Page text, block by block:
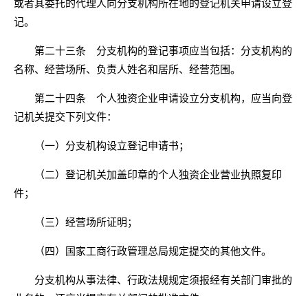
或者其委托的代理人向分支机构所在地的登记机关申请设立登
记。
第二十三条 分支机构的登记事项应当包括：分支机构的
名称、经营场所、负责人姓名和居所、经营范围。
第二十四条 个人独资企业申请设立分支机构，应当向登
记机关提交下列文件：
（一）分支机构设立登记申请书；
（二）登记机关加盖印章的个人独资企业营业执照复印
件；
（三）经营场所证明；
（四）国家工商行政管理总局规定提交的其他文件。
分支机构从事法律、行政法规规定须报经有关部门审批的